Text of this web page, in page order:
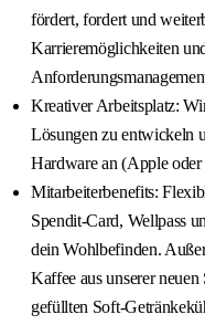
fördert, fordert und
Karrieremöglichkeiten
Kreativer Arbeitsplatz:
Lösungen zu entwickeln
Hardware an (Apple
Mitarbeiterbenefits:
Spendit-Card, Wellpass
dein Wohlbefinden.
Kaffee aus unserer
gefüllten Soft-